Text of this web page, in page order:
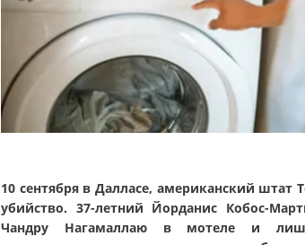
10 сентября в Далласе, американский штат
убийство. 37-летний Йорданис Кобос-
Чандру Нагамаллаю в мотеле и